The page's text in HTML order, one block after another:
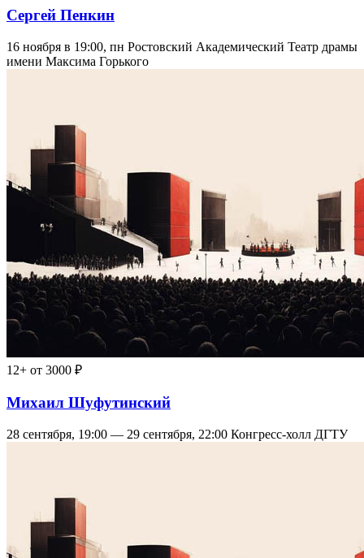
Сергей Пенкин
16 ноября в 19:00, пн Ростовский Академический Театр драмы
имени Максима Горького
12+ от 3000 ₽
Михаил Шуфутинский
28 сентября, 19:00 — 29 сентября, 22:00 Конгресс-холл ДГТУ